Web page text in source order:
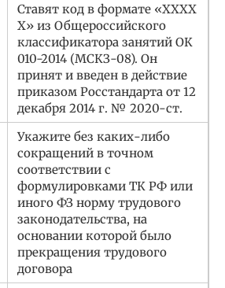
Ставят код в формате «XXXX
X» из Общероссийского
классификатора занятий ОК
010-2014 (МСКЗ-08). Он
принят и введен в действие
приказом Росстандарта от 12
декабря 2014 г. № 2020-ст.
Укажите без каких-либо
сокращений в точном
соответствии с
формулировками ТК РФ или
иного ФЗ норму трудового
законодательства, на
основании которой было
прекращения трудового
договора